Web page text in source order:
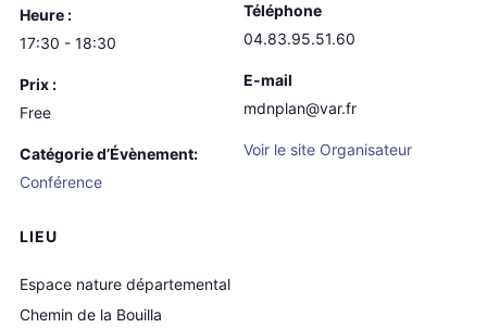
Heure :
17:30 - 18:30
Prix :
Free
Catégorie d’Évènement:
Conférence
LIEU
Espace nature départemental
Chemin de la Bouilla
Téléphone
04.83.95.51.60
E-mail
mdnplan@var.fr
Voir le site Organisateur